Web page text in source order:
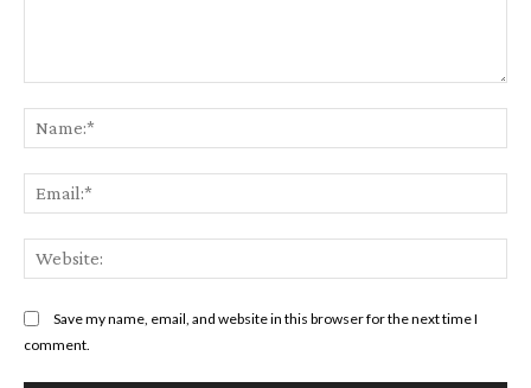
Save my name, email, and website in this browser for the next time I
comment.